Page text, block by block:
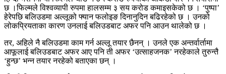
छ ।फिल्मले विश्वव्यापी रुपमा हालसम्म ३ सय करोड कमाइसकेको छ । ‘पुष्पा’
हेरेपछि बलिउडमा अल्लूको फ्यान फलोइङ दिनानुदिन बढिरहेको छ । उनको
लोकप्रियताका कारण उनलाई बलिउडबाट अफर पनि आउन थालेको छ ।
तर, अहिले नै बलिउडमा काम गर्न अल्लू तयार छैनन् । उनले एक अन्तर्वार्तामा
आफूलाई बलिउडबाट अफर आए पनि ती अफर ‘उत्साहजनक’ नरहेकाले तुरुन्तै
‘हुन्छ’ भन्न तयार नरहेको बताएका छन् ।